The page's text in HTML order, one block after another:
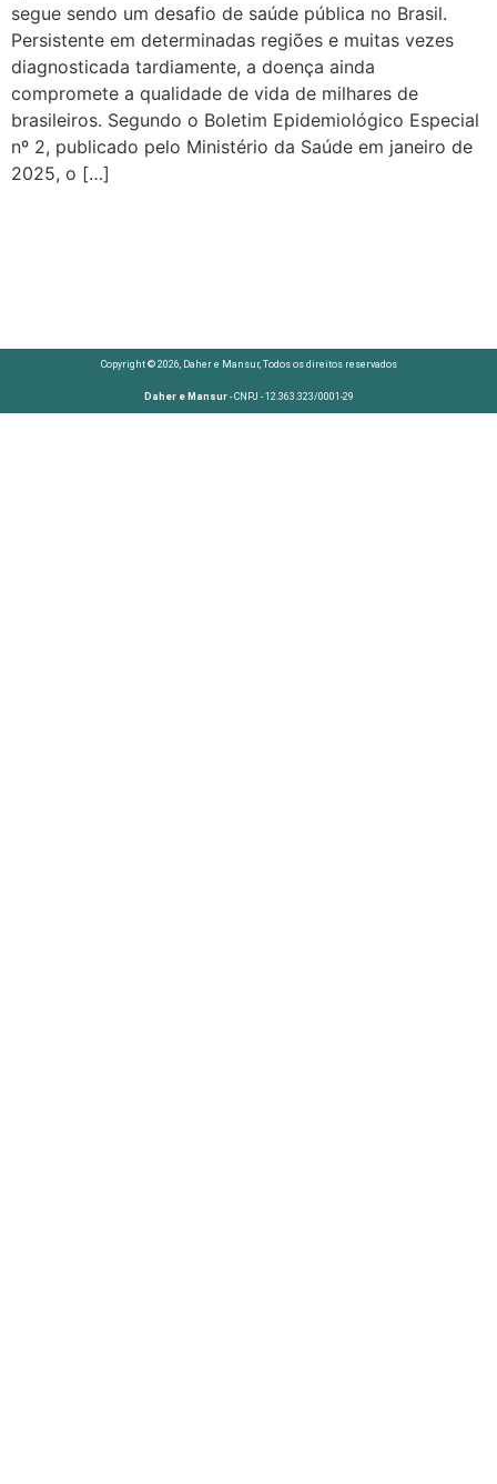
segue sendo um desafio de saúde pública no Brasil.
Persistente em determinadas regiões e muitas vezes
diagnosticada tardiamente, a doença ainda
compromete a qualidade de vida de milhares de
brasileiros. Segundo o Boletim Epidemiológico Especial
nº 2, publicado pelo Ministério da Saúde em janeiro de
2025, o […]
Copyright © 2026, Daher e Mansur, Todos os direitos reservados
Daher e Mansur- CNPJ - 12.363.323/0001-29